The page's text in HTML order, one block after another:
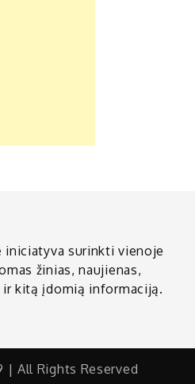
iniciatyva surinkti vienoje
žinias, naujienas,
kitą įdomią informaciją.
| All Rights Reserved